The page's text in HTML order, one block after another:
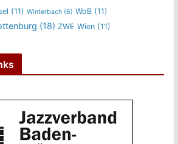
(11) Winterbach(6) WoB(11)
(18) ZWE Wien(11)